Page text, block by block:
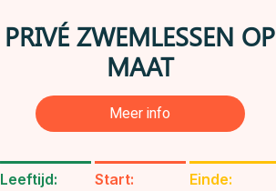
PRIVÉ ZWEMLESSEN OP
MAAT
Meer info
Leeftijd: Start: Einde: